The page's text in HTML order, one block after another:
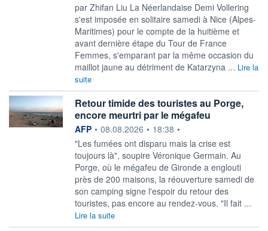
par Zhifan Liu La Néerlandaise Demi Vollering
s'est imposée en solitaire ‌samedi à Nice (Alpes-
Maritimes) pour le compte de la huitième et
avant dernière étape du Tour de France
Femmes, s'emparant par la même ​occasion du
maillot jaune au détriment de Katarzyna ... Lire la
suite
Retour timide des touristes au Porge,
encore meurtri par le mégafeu
information fournie par
AFP • 08.08.2026 • 18:38 •
"Les fumées ont disparu mais la crise est
toujours là", soupire Véronique Germain. Au
Porge, où le mégafeu de Gironde a englouti
près de 200 maisons, la réouverture samedi de
son camping signe l'espoir du retour des
touristes, pas encore au rendez-vous. "Il fait ...
Lire la suite